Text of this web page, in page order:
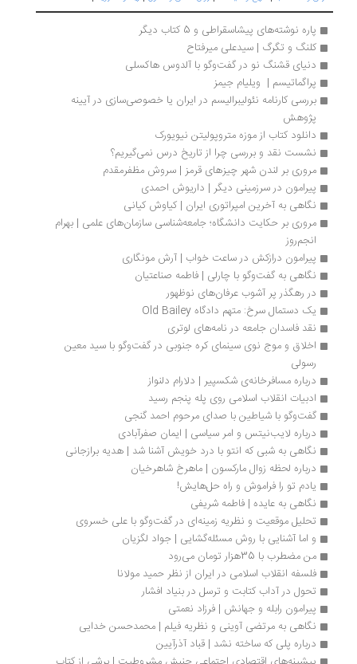
پاره نوشته‌های پیشاسقراطی و 5 کتاب دیگر
کلنگ و تگرگ | سیدعلی میرفتاح
دنیای قشنگ نو در گفت‌وگو با آلدوس هاکسلی
پراگماتیسم |  ویلیام جیمز
بررسی کارنامه نئولیبرالیسم در ایران یا خصوصی‌سازی در آیینه
پژوهش
دانلود کتاب از موزه متروپولیتن نیویورک
نشست نقد و بررسی چرا از تاریخ درس نمی‌گیریم؟
مروری بر لندن شهر چیزهای قرمز | سروش مظفرمقدم
پیرامون در سرزمینی دیگر | داریوش احمدی
نگاهی به آخرین امپراتوری ایران | کیاوش کیانی
مروری بر حکایت دانشگاه؛ جامعه‌شناسی سازمان‌های علمی | بهرام
پیرامون درازکش در ساعت خواب | آرش مونگاری
نگاهی به گفت‌و‌گو با چارلی | فاطمه صناعتیان
در رهگذر پر آشوب عرفان‌های نوظهور
یک دستمال سرخ‌: متهم دادگاه Old Bailey
نقد فاسدان جامعه در نامه‌های لوتری
اخلاق و موج نوی سینمای کره جنوبی در گفت‌وگو با سید معین
درباره مسافرخانه‌ی شکسپیر | دلارام دلنواز
ادبیات انقلاب اسلامی روی پله پنجم رسید
گفت‌وگو با شیاطین با صدای مرحوم احمد گنجی
درباره لایب‌نیتس و امر سیاسی | ایمان صفرآبادی
نگاهی به شبی که انتو با درد خویش آشنا شد | هدیه برازجانی
درباره لحظه زوال مارکسون | ماهرخ شاهرخیان
یادم تو را فراموش و راه حل‌هایش!
نگاهی به عایده | فاطمه شریفی
تحلیل موقعیت و نظریه زمینه‌ای در گفت‌و‌گو با علی خسروی
و اما آشنایی با روش مسئله‌گشایی | جواد لگزیان
من مضطرب با 35هزار تومان می‌رود
فلسفه انقلاب اسلامی در ایران از نظر حمید مولانا
تحول در آداب کتابت و ترسل در بنیاد افشار
پیرامون رابله و جهانش | فرزاد نعمتی
نگاهی به مرتضی آوینی و نظریه فیلم | محمدحسن خدایی
درباره پلی که ساخته نشد | قباد آذرآیین